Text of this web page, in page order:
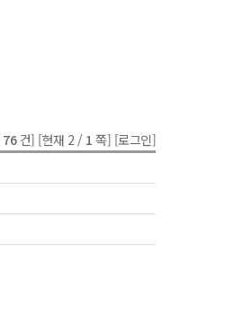
76건] [현재 2 / 1 쪽] [로그인]